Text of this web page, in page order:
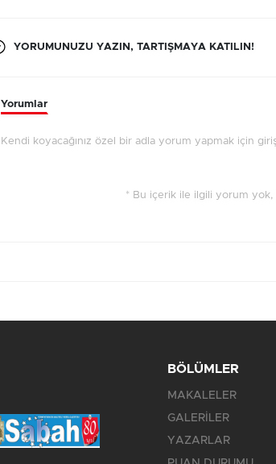
YORUMUNUZU YAZIN, TARTIŞMAYA KATILIN!
Yorumlar
Kendi koyacağınız özel bir adla yorum yapmak için
* Bu içerik ile ilgili yorum yok,
BÖLÜMLER
MAKALELER
GALERİLER
YAZARLAR